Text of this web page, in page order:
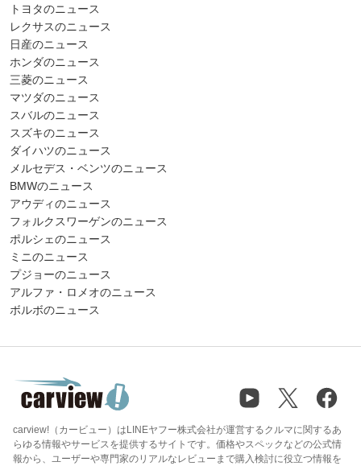
トヨタのニュース
レクサスのニュース
日産のニュース
ホンダのニュース
三菱のニュース
マツダのニュース
スバルのニュース
スズキのニュース
ダイハツのニュース
メルセデス・ベンツのニュース
BMWのニュース
アウディのニュース
フォルクスワーゲンのニュース
ポルシェのニュース
ミニのニュース
プジョーのニュース
アルファ・ロメオのニュース
ボルボのニュース
carview!（カービュー）はLINEヤフー株式会社が運営するクルマに関するあ
らゆる情報やサービスを提供するサイトです。価格やスペックなどの公式情
報から、ユーザーや専門家のリアルなレビューまで購入検討に役立つ情報を